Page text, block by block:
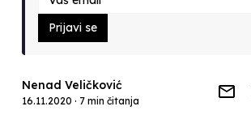
Prijavi se
Nenad Veličković
16.11.2020 · 7 min čitanja